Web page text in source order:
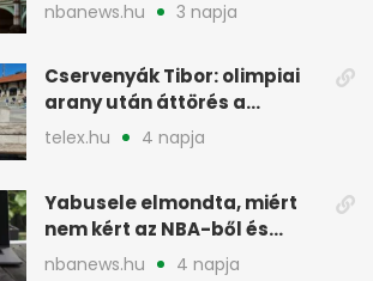
nbanews.hu 3 napja
Cservenyák Tibor: olimpiai
arany után áttörés a
rákkutatásban
telex.hu 4 napja
Yabusele elmondta, miért
nem kért az NBA-ből és
miért jött Európába
nbanews.hu 4 napja